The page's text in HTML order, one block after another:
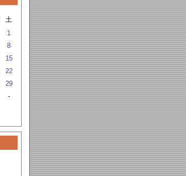
土
1
8
15
22
29
-